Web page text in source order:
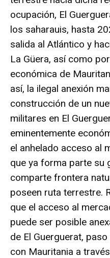
ocupación, El
los saharauis, hasta
salida al Atlántico y
La Güera, así como
económica de
así, la ilegal anexión
construcción de un
militares en El
eminentemente
el anhelado acceso al
que ya forma parte su
comparte frontera
poseen ruta terrestre.
que el acceso al
puede ser posible
de El Guerguerat,
con Mauritania a